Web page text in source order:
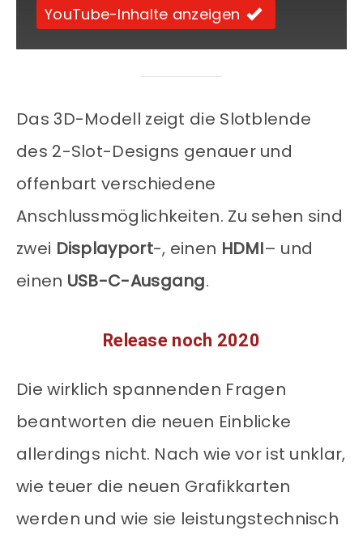
YouTube-Inhalte anzeigen
Das 3D-Modell zeigt die Slotblende
des 2-Slot-Designs genauer und
offenbart verschiedene
Anschlussmöglichkeiten. Zu sehen sind
zwei Displayport-, einen HDMI– und
einen USB-C-Ausgang.
Release noch 2020
Die wirklich spannenden Fragen
beantworten die neuen Einblicke
allerdings nicht. Nach wie vor ist unklar,
wie teuer die neuen Grafikkarten
werden und wie sie leistungstechnisch